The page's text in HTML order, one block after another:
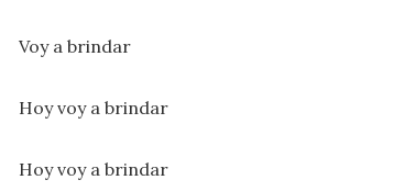
Voy a brindar
Hoy voy a brindar
Hoy voy a brindar